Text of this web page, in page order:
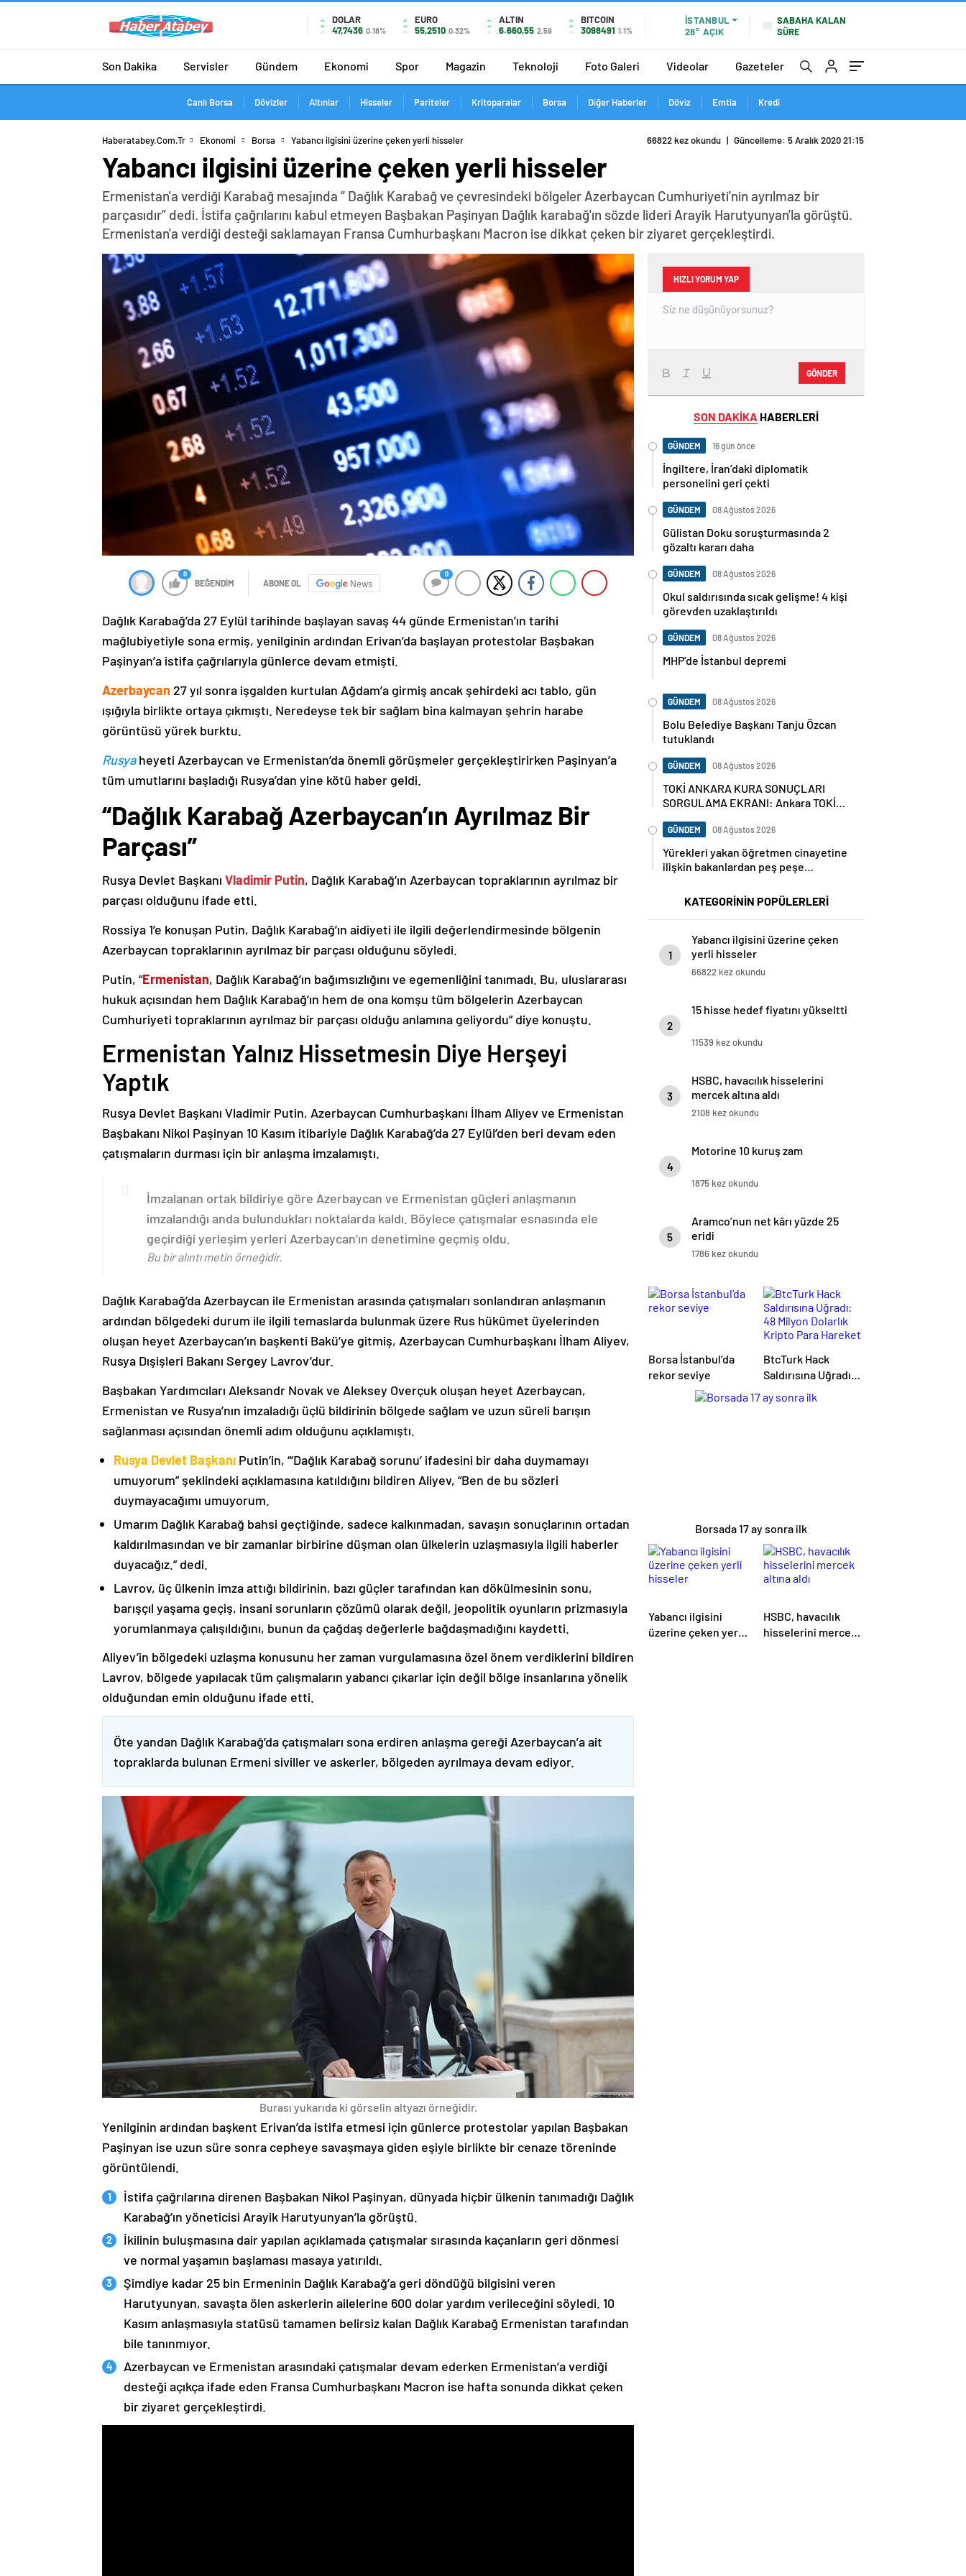
DOLAR
47,7436 0.18%
EURO
55,2510 0.32%
ALTIN
6.660,55 2,59
BITCOIN
3098491 1.1%
İSTANBUL
28° AÇIK
SABAHA KALAN
SÜRE
Son Dakika Servisler Gündem Ekonomi Spor Magazin Teknoloji Foto Galeri Videolar Gazeteler
Canlı Borsa Dövizler Altınlar Hisseler Pariteler Kritoparalar Borsa Diğer Haberler Döviz Emtia Kredi
Haberatabey.com.tr Ekonomi Borsa Yabancı ilgisini üzerine çeken yerli hisseler 66822 kez okundu | Güncelleme: 5 Aralık 2020 21:15
Yabancı ilgisini üzerine çeken yerli hisseler
Ermenistan'a verdiği Karabağ mesajında “ Dağlık Karabağ ve çevresindeki bölgeler Azerbaycan Cumhuriyeti'nin ayrılmaz bir
parçasıdır” dedi. İstifa çağrılarını kabul etmeyen Başbakan Paşinyan Dağlık karabağ'ın sözde lideri Arayik Harutyunyan'la görüştü.
Ermenistan'a verdiği desteği saklamayan Fransa Cumhurbaşkanı Macron ise dikkat çeken bir ziyaret gerçekleştirdi.
0
BEĞENDİM ABONE OL News
0
Dağlık Karabağ’da 27 Eylül tarihinde başlayan savaş 44 günde Ermenistan’ın tarihi
mağlubiyetiyle sona ermiş, yenilginin ardından Erivan’da başlayan protestolar Başbakan
Paşinyan’a istifa çağrılarıyla günlerce devam etmişti.
Azerbaycan 27 yıl sonra işgalden kurtulan Ağdam’a girmiş ancak şehirdeki acı tablo, gün
ışığıyla birlikte ortaya çıkmıştı. Neredeyse tek bir sağlam bina kalmayan şehrin harabe
görüntüsü yürek burktu.
Rusyaheyeti Azerbaycan ve Ermenistan’da önemli görüşmeler gerçekleştirirken Paşinyan’a
tüm umutlarını başladığı Rusya’dan yine kötü haber geldi.
“Dağlık Karabağ Azerbaycan’ın Ayrılmaz Bir
Parçası”
Rusya Devlet Başkanı Vladimir Putin, Dağlık Karabağ’ın Azerbaycan topraklarının ayrılmaz bir
parçası olduğunu ifade etti.
Rossiya 1’e konuşan Putin, Dağlık Karabağ’ın aidiyeti ile ilgili değerlendirmesinde bölgenin
Azerbaycan topraklarının ayrılmaz bir parçası olduğunu söyledi.
Putin, “Ermenistan, Dağlık Karabağ’ın bağımsızlığını ve egemenliğini tanımadı. Bu, uluslararası
hukuk açısından hem Dağlık Karabağ’ın hem de ona komşu tüm bölgelerin Azerbaycan
Cumhuriyeti topraklarının ayrılmaz bir parçası olduğu anlamına geliyordu” diye konuştu.
Ermenistan Yalnız Hissetmesin Diye Herşeyi
Yaptık
Rusya Devlet Başkanı Vladimir Putin, Azerbaycan Cumhurbaşkanı İlham Aliyev ve Ermenistan
Başbakanı Nikol Paşinyan 10 Kasım itibariyle Dağlık Karabağ’da 27 Eylül’den beri devam eden
çatışmaların durması için bir anlaşma imzalamıştı.
İmzalanan ortak bildiriye göre Azerbaycan ve Ermenistan güçleri anlaşmanın
imzalandığı anda bulundukları noktalarda kaldı. Böylece çatışmalar esnasında ele
geçirdiği yerleşim yerleri Azerbaycan’ın denetimine geçmiş oldu.
Bu bir alıntı metin örneğidir.
Dağlık Karabağ’da Azerbaycan ile Ermenistan arasında çatışmaları sonlandıran anlaşmanın
ardından bölgedeki durum ile ilgili temaslarda bulunmak üzere Rus hükümet üyelerinden
oluşan heyet Azerbaycan’ın başkenti Bakü’ye gitmiş, Azerbaycan Cumhurbaşkanı İlham Aliyev,
Rusya Dışişleri Bakanı Sergey Lavrov’dur.
Başbakan Yardımcıları Aleksandr Novak ve Aleksey Overçuk oluşan heyet Azerbaycan,
Ermenistan ve Rusya’nın imzaladığı üçlü bildirinin bölgede sağlam ve uzun süreli barışın
sağlanması açısından önemli adım olduğunu açıklamıştı.
Rusya Devlet Başkanı Putin’in, “‘Dağlık Karabağ sorunu’ ifadesini bir daha duymamayı
umuyorum” şeklindeki açıklamasına katıldığını bildiren Aliyev, “Ben de bu sözleri
duymayacağımı umuyorum.
Umarım Dağlık Karabağ bahsi geçtiğinde, sadece kalkınmadan, savaşın sonuçlarının ortadan
kaldırılmasından ve bir zamanlar birbirine düşman olan ülkelerin uzlaşmasıyla ilgili haberler
duyacağız.” dedi.
Lavrov, üç ülkenin imza attığı bildirinin, bazı güçler tarafından kan dökülmesinin sonu,
barışçıl yaşama geçiş, insani sorunların çözümü olarak değil, jeopolitik oyunların prizmasıyla
yorumlanmaya çalışıldığını, bunun da çağdaş değerlerle bağdaşmadığını kaydetti.
Aliyev’in bölgedeki uzlaşma konusunu her zaman vurgulamasına özel önem verdiklerini bildiren
Lavrov, bölgede yapılacak tüm çalışmaların yabancı çıkarlar için değil bölge insanlarına yönelik
olduğundan emin olduğunu ifade etti.
Öte yandan Dağlık Karabağ’da çatışmaları sona erdiren anlaşma gereği Azerbaycan’a ait
topraklarda bulunan Ermeni siviller ve askerler, bölgeden ayrılmaya devam ediyor.
Burası yukarıda ki görselin altyazı örneğidir.
Yenilginin ardından başkent Erivan’da istifa etmesi için günlerce protestolar yapılan Başbakan
Paşinyan ise uzun süre sonra cepheye savaşmaya giden eşiyle birlikte bir cenaze töreninde
görüntülendi.
İstifa çağrılarına direnen Başbakan Nikol Paşinyan, dünyada hiçbir ülkenin tanımadığı Dağlık
Karabağ’ın yöneticisi Arayik Harutyunyan’la görüştü.
İkilinin buluşmasına dair yapılan açıklamada çatışmalar sırasında kaçanların geri dönmesi
ve normal yaşamın başlaması masaya yatırıldı.
Şimdiye kadar 25 bin Ermeninin Dağlık Karabağ’a geri döndüğü bilgisini veren
Harutyunyan, savaşta ölen askerlerin ailelerine 600 dolar yardım verileceğini söyledi. 10
Kasım anlaşmasıyla statüsü tamamen belirsiz kalan Dağlık Karabağ Ermenistan tarafından
bile tanınmıyor.
Azerbaycan ve Ermenistan arasındaki çatışmalar devam ederken Ermenistan’a verdiği
desteği açıkça ifade eden Fransa Cumhurbaşkanı Macron ise hafta sonunda dikkat çeken
bir ziyaret gerçekleştirdi.
HIZLI YORUM YAP
GÖNDER
SON DAKİKA HABERLERİ
GÜNDEM 16 gün önce
İngiltere, İran’daki diplomatik
personelini geri çekti
GÜNDEM 08 Ağustos 2026
Gülistan Doku soruşturmasında 2
gözaltı kararı daha
GÜNDEM 08 Ağustos 2026
Okul saldırısında sıcak gelişme! 4 kişi
görevden uzaklaştırıldı
GÜNDEM 08 Ağustos 2026
MHP’de İstanbul depremi
GÜNDEM 08 Ağustos 2026
Bolu Belediye Başkanı Tanju Özcan
tutuklandı
GÜNDEM 08 Ağustos 2026
TOKİ ANKARA KURA SONUÇLARI
SORGULAMA EKRANI: Ankara TOKİ
YEDEK) Ankara kura sonuçları nasıl,
nereden sorgulanır?
GÜNDEM 08 Ağustos 2026
Yürekleri yakan öğretmen cinayetine
ilişkin bakanlardan peş peşe
KATEGORİNİN POPÜLERLERİ
1
Yabancı ilgisini üzerine çeken
yerli hisseler
66822 kez okundu
2
15 hisse hedef fiyatını yükseltti
11539 kez okundu
3
HSBC, havacılık hisselerini
mercek altına aldı
2108 kez okundu
4
Motorine 10 kuruş zam
1875 kez okundu
5
Aramco’nun net kârı yüzde 25
eridi
1786 kez okundu
Borsa İstanbul’da
rekor seviye
BtcTurk Hack
Saldırısına Uğradı:
48 Milyon Dolarlık
Kripto Para Hareket
Borsada 17 ay sonra ilk
Yabancı ilgisini
üzerine çeken yerli
HSBC, havacılık
hisselerini mercek